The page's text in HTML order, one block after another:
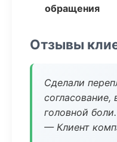
обращения
Отзывы
Сделали
согласование,
головной боли.
— Клиент